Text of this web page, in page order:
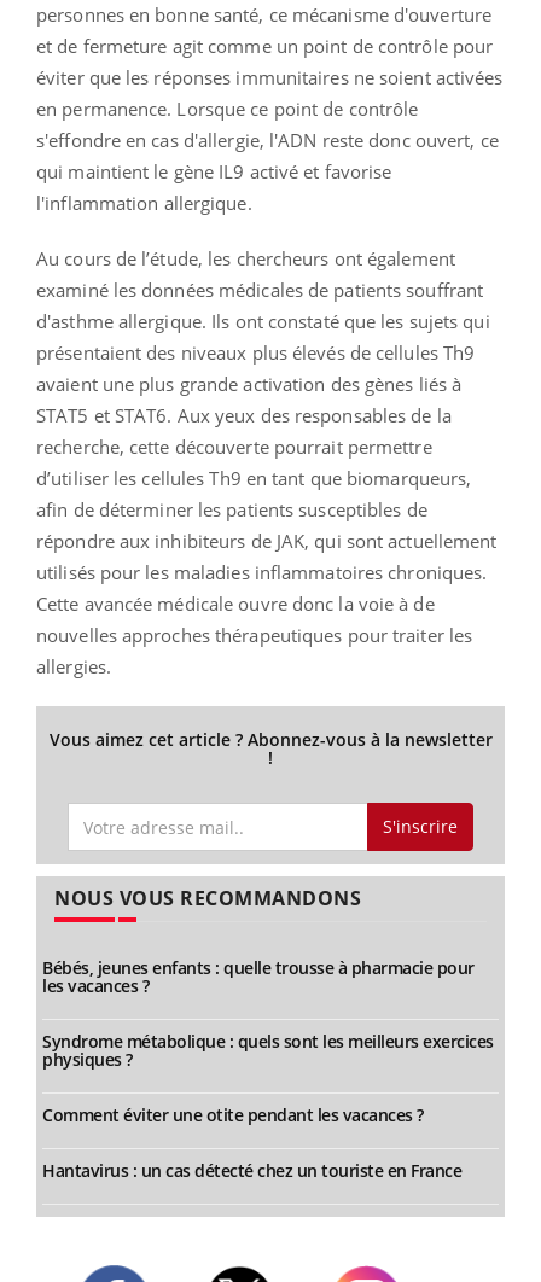
personnes en bonne santé, ce mécanisme d'ouverture
et de fermeture agit comme un point de contrôle pour
éviter que les réponses immunitaires ne soient activées
en permanence. Lorsque ce point de contrôle
s'effondre en cas d'allergie, l'ADN reste donc ouvert, ce
qui maintient le gène IL9 activé et favorise
l'inflammation allergique.
Au cours de l’étude, les chercheurs ont également
examiné les données médicales de patients souffrant
d'asthme allergique. Ils ont constaté que les sujets qui
présentaient des niveaux plus élevés de cellules Th9
avaient une plus grande activation des gènes liés à
STAT5 et STAT6. Aux yeux des responsables de la
recherche, cette découverte pourrait permettre
d’utiliser les cellules Th9 en tant que biomarqueurs,
afin de déterminer les patients susceptibles de
répondre aux inhibiteurs de JAK, qui sont actuellement
utilisés pour les maladies inflammatoires chroniques.
Cette avancée médicale ouvre donc la voie à de
nouvelles approches thérapeutiques pour traiter les
allergies.
Vous aimez cet article ? Abonnez-vous à la newsletter
!
S'inscrire
NOUS VOUS RECOMMANDONS
Bébés, jeunes enfants : quelle trousse à pharmacie pour
les vacances ?
Syndrome métabolique : quels sont les meilleurs exercices
physiques ?
Comment éviter une otite pendant les vacances ?
Hantavirus : un cas détecté chez un touriste en France